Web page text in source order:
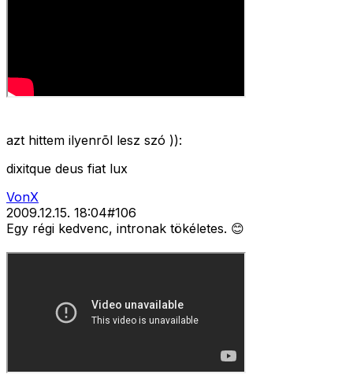
azt hittem ilyenrõl lesz szó )):
dixitque deus fiat lux
VonX
2009.12.15. 18:04#106
Egy régi kedvenc, intronak tökéletes. 😊